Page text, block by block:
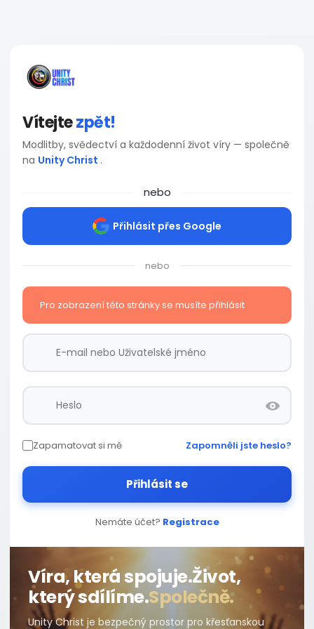
Vítejtezpět!
Modlitby, svědectví a každodenní život víry — společně
na Unity Christ .
nebo
Přihlásit přes Google
nebo
Pro zobrazení této stránky se musíte přihlásit
Zapamatovat si mě Zapomněli jste heslo?
Přihlásit se
Nemáte účet? Registrace
Víra, která spojuje.Život,
který sdílíme.Společně.
Unity Christ je bezpečný prostor pro křesťanskou